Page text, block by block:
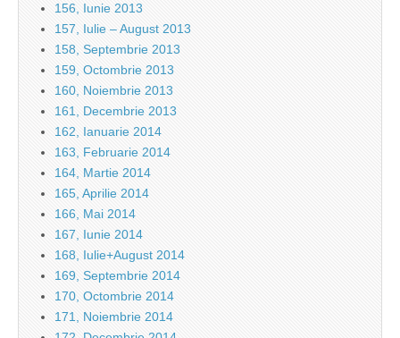
156, Iunie 2013
157, Iulie – August 2013
158, Septembrie 2013
159, Octombrie 2013
160, Noiembrie 2013
161, Decembrie 2013
162, Ianuarie 2014
163, Februarie 2014
164, Martie 2014
165, Aprilie 2014
166, Mai 2014
167, Iunie 2014
168, Iulie+August 2014
169, Septembrie 2014
170, Octombrie 2014
171, Noiembrie 2014